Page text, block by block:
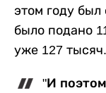
этом году
было подано
уже 127
"И